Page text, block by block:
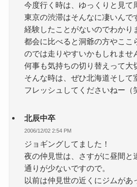
今度行く時は、ゆっくりと見て
東京の渋滞はそんなに凄いんで
経験したことがないのでわかり
都会に比べると洞爺の方やここ
のでは走りやすいかもしれませ
何事も気持ちの切り替えって大
そんな時は、ぜひ北海道そして
フレッシュしてくださいねー（
北辰中卒
2006/12/02 2:54 PM
ジョギングしてました！
夜の仲見世は、さすがに昼間と
通りが少ないですので。
以前は仲見世の近くにジムがあ